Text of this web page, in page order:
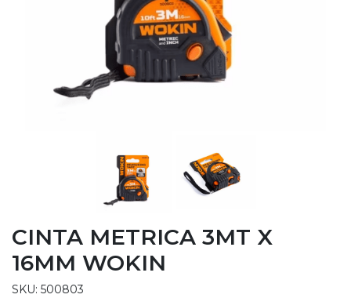
CINTA METRICA 3MT X
16MM WOKIN
SKU: 500803